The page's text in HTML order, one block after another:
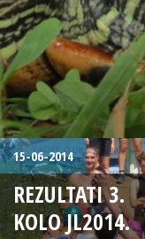
15-06-2014
REZULTATI 3.
KOLO JL2014.